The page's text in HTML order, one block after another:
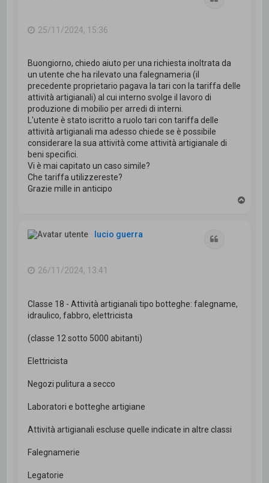
25/11/2024, 15:36
Buongiorno, chiedo aiuto per una richiesta inoltrata da
un utente che ha rilevato una falegnameria (il
precedente proprietario pagava la tari con la tariffa delle
attività artigianali) al cui interno svolge il lavoro di
produzione di mobilio per arredi di interni.
L'utente è stato iscritto a ruolo tari con tariffa delle
attività artigianali ma adesso chiede se è possibile
considerare la sua attività come attività artigianale di
beni specifici.
Vi è mai capitato un caso simile?
Che tariffa utilizzereste?
Grazie mille in anticipo
lucio guerra
26/11/2024, 13:41
Classe 18 - Attività artigianali tipo botteghe: falegname,
idraulico, fabbro, elettricista
(classe 12 sotto 5000 abitanti)
Elettricista
Negozi pulitura a secco
Laboratori e botteghe artigiane
Attività artigianali escluse quelle indicate in altre classi
Falegnamerie
Legatorie